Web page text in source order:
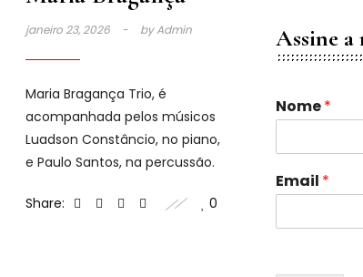
janeiro 23, 2026 byAdmin
Maria Bragança Trio, é
acompanhada pelos músicos
Luadson Constâncio, no piano,
e Paulo Santos, na percussão.
Share: 0
Assine a
N
o
e
m
i
Nome*
Email *